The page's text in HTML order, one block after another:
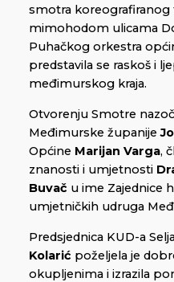
smotra koreografiranog
mimohodom ulicama
Puhačkog orkestra
predstavila se raskoš i
međimurskog kraja.
Otvorenju Smotre
Međimurske županije
Općine Marijan Varga,
znanosti i umjetnosti
Buvač u ime Zajednice
umjetničkih udruga
Predsjednica KUD-a
Kolarić poželjela je
okupljenima i izrazila